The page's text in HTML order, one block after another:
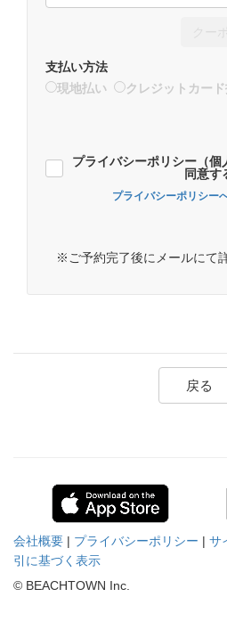
支払い方法
現地払い
クレジットカー
プライバシーポリシー（個
同意す
プライバシーポリシー
※ご予約完了後にメールにて
戻る
会社概要 | プライバシーポリシー | サ
引に基づく表示
© BEACHTOWN Inc.